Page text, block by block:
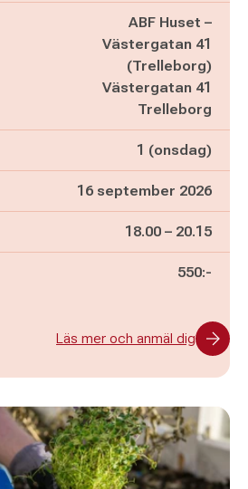
ABF Huset –
Västergatan 41
(Trelleborg)
Västergatan 41
Trelleborg
1 (onsdag)
16 september 2026
Pågår mellan
18.00 – och
20.15
550:-
Läs mer och anmäl dig